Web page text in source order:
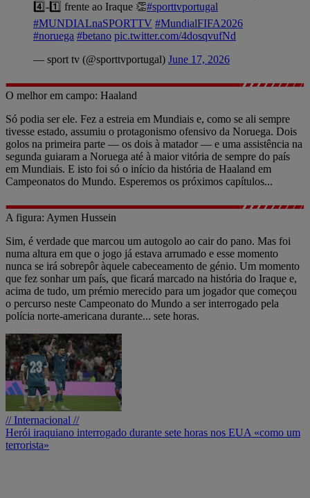
4️⃣-1️⃣ frente ao Iraque 👏#sporttvportugal
#MUNDIALnaSPORTTV #MundialFIFA2026
#noruega #betano pic.twitter.com/4dosqvufNd
— sport tv (@sporttvportugal) June 17, 2026
O melhor em campo: Haaland
Só podia ser ele. Fez a estreia em Mundiais e, como se ali sempre
tivesse estado, assumiu o protagonismo ofensivo da Noruega. Dois
golos na primeira parte — os dois à matador — e uma assistência na
segunda guiaram a Noruega até à maior vitória de sempre do país
em Mundiais. E isto foi só o início da história de Haaland em
Campeonatos do Mundo. Esperemos os próximos capítulos...
A figura: Aymen Hussein
Sim, é verdade que marcou um autogolo ao cair do pano. Mas foi
numa altura em que o jogo já estava arrumado e esse momento
nunca se irá sobrepôr àquele cabeceamento de génio. Um momento
que fez sonhar um país, que ficará marcado na história do Iraque e,
acima de tudo, um prémio merecido para um jogador que começou
o percurso neste Campeonato do Mundo a ser interrogado pela
polícia norte-americana durante... sete horas.
// Internacional //
Herói iraquiano interrogado durante sete horas nos EUA «como um
terrorista»